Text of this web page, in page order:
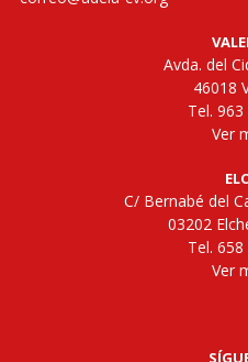
Avda. del
46018
Tel.
Ver
C/ Bernabé del
03202
Tel.
Ver